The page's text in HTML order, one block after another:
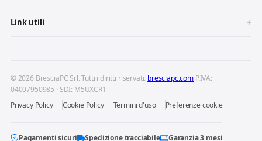
Link utili
© 2026 BresciaPC Srl. Tutti i diritti riservati. bresciapc.com P.IVA:
04007950985 · SDI: M5UXCR1
Privacy Policy
Cookie Policy Termini d'uso Preferenze cookie
Pagamenti sicuri Spedizione tracciabile Garanzia 3 mesi